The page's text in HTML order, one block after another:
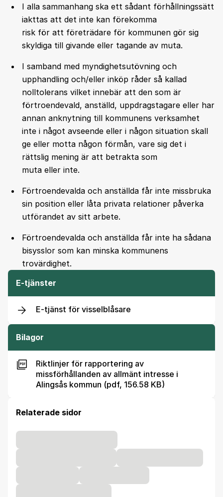
I alla sammanhang ska ett sådant förhållningssätt
iakttas att det inte kan förekomma
risk för att företrädare för kommunen gör sig
skyldiga till givande eller tagande av muta.
I samband med myndighetsutövning och
upphandling och/eller inköp råder så kallad
nolltolerans vilket innebär att den som är
förtroendevald, anställd, uppdragstagare eller har
annan anknytning till kommunens verksamhet
inte i något avseende eller i någon situation skall
ge eller motta någon förmån, vare sig det i
rättslig mening är att betrakta som
muta eller inte.
Förtroendevalda och anställda får inte missbruka
sin position eller låta privata relationer påverka
utförandet av sitt arbete.
Förtroendevalda och anställda får inte ha sådana
bisysslor som kan minska kommunens
trovärdighet.
E-tjänster
E-tjänst för visselblåsare
Bilagor
Riktlinjer för rapportering av
missförhållanden av allmänt intresse i
Alingsås kommun (pdf, 156.58 KB)
Relaterade sidor